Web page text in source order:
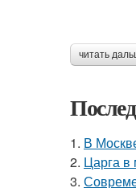
читать
1. В
2. Царга в
3.